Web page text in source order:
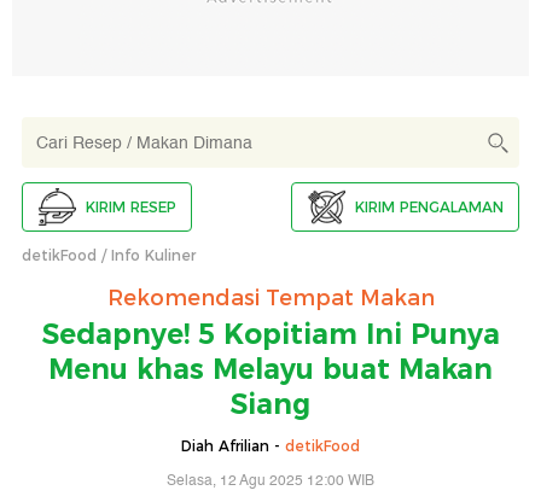
KIRIM RESEP KIRIM PENGALAMAN
detikFood Info Kuliner
Rekomendasi Tempat Makan
Sedapnye! 5 Kopitiam Ini Punya
Menu khas Melayu buat Makan
Siang
Diah Afrilian - detikFood
Selasa, 12 Agu 2025 12:00 WIB